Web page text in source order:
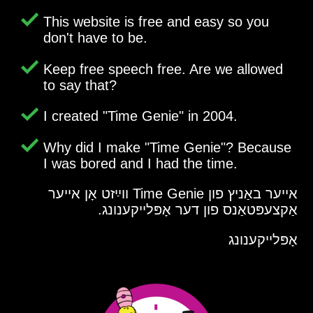
This website is free and easy so you
don't have to be.
Keep free speech free. Are we allowed
to say that?
I created Time Genie in 2004.
Why did I make Time Genie ? Because
I was bored and I had the time.
אייער באַניץ פון Time Genie ווײַזט אָן אייער
אַקצעפּטאַנס פון דער אָפּלייקענונג.
אָפּלייקענונג